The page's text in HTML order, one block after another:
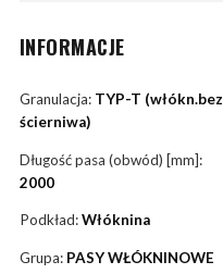
INFORMACJE
Granulacja: TYP-T (włókn.bez
ścierniwa)
Długość pasa (obwód) [mm]:
2000
Podkład:Włóknina
Grupa: PASY WŁÓKNINOWE